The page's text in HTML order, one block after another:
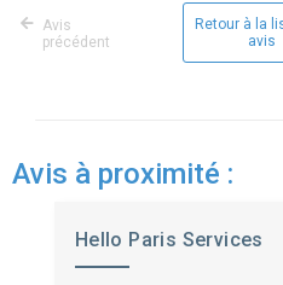
Avis
précédent
Retour à la
avis
Avis à proximité :
Hello Paris Services